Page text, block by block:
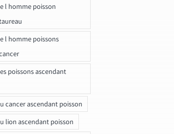
l homme poisson
l homme poissons
poissons ascendant
cancer ascendant poisson
lion ascendant poisson